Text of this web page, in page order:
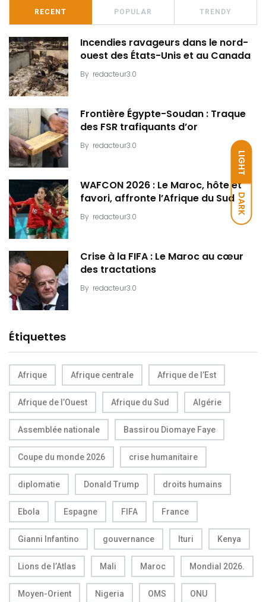
LIGHT
DARK
RECENT POPULAR TRENDY
Incendies ravageurs dans le nord-
ouest des États-Unis et au Canada
By redacteur3.0
Frontière Égypte-Soudan : Traque
des FSR trafiquants d’or
By redacteur3.0
WAFCON 2026 : Le Maroc, hôte et
favori, affronte l’Afrique du Sud
By redacteur3.0
Crise à la FIFA : Le Maroc au cœur
des tractations
By redacteur3.0
Étiquettes
Afrique Afrique centrale Afrique de l’Est
Afrique de l’Ouest Afrique du Sud Algérie
Assemblée nationale Bassirou Diomaye Faye
Coupe du monde 2026 crise humanitaire
diplomatie Donald Trump droits humains
Ebola Espagne FIFA France
Gianni Infantino gouvernance Ituri Kenya
Lions de l’Atlas Mali Maroc Mondial 2026.
Moyen-Orient Nigeria OMS ONU